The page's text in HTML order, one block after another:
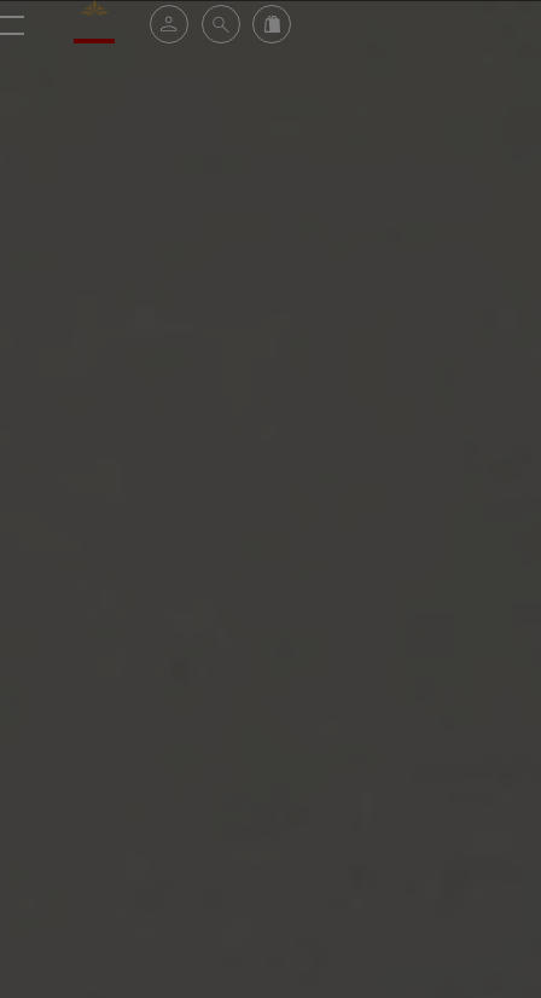
Valrhona - Imaginons le meilleur du chocolat
Espace clientRechercheCommandez en ligne